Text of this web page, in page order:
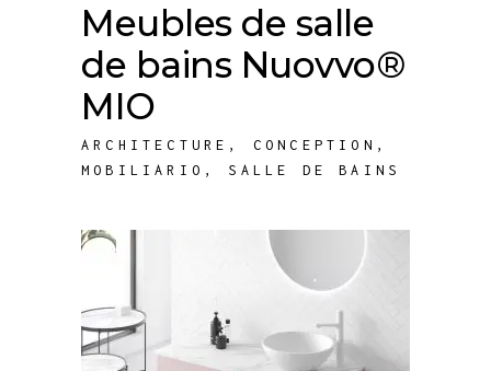
Meubles de salle
de bains Nuovvo®
MIO
ARCHITECTURE , CONCEPTION ,
MOBILIARIO , SALLE DE BAINS